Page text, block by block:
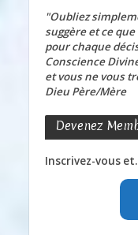
"Oubliez
suggère et ce
pour chaque
Conscience
et vous ne vous
Dieu Père/Mère
Devenez
Inscrivez-vous